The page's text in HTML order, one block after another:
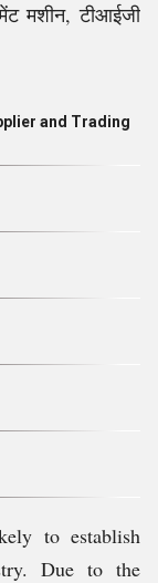
मशीन, टीआईजी
लुब्रिकेटर, और
उन सभी का इन-
एक टीम है जो सभी
है। इसके अलावा,
देते हैं
and Trading
to establish
Due to the